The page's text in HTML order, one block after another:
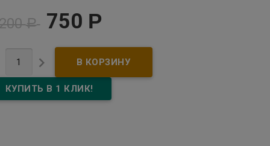
Р 750 Р
